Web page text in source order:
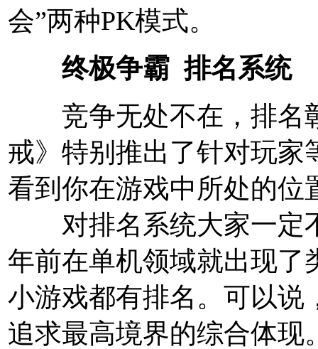
会”两种PK模式。
终极争霸 排名系统
竞争无处不在，排名
戒》特别推出了针对玩家
看到你在游戏中所处的位
对排名系统大家一定
年前在单机领域就出现了
小游戏都有排名。可以说
追求最高境界的综合体现